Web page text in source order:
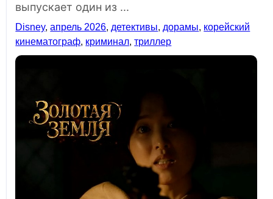
выпускает один из ...
Disney,апрель 2026, детективы, дорамы, корейский
кинематограф, криминал,триллер